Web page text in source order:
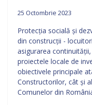
25 Octombrie 2023
Protecția socială și
din construcții -
asigurarea
proiectele locale de
obiectivele principale
Constructorilor, cât și
Comunelor din